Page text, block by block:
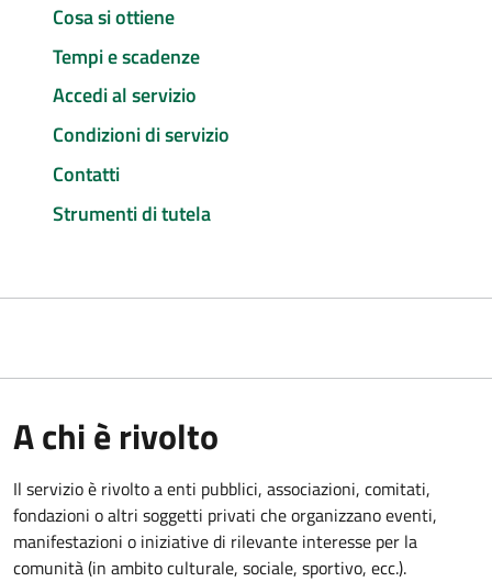
Cosa si ottiene
Tempi e scadenze
Accedi al servizio
Condizioni di servizio
Contatti
Strumenti di tutela
A chi è rivolto
Il servizio è rivolto a enti pubblici, associazioni, comitati,
fondazioni o altri soggetti privati che organizzano eventi,
manifestazioni o iniziative di rilevante interesse per la
comunità (in ambito culturale, sociale, sportivo, ecc.).